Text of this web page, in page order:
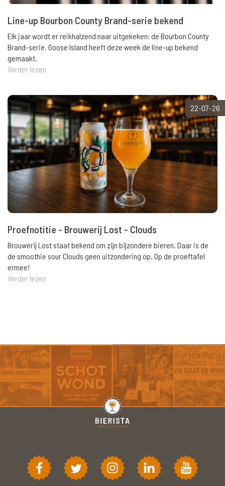
Line-up Bourbon County Brand-serie bekend
Elk jaar wordt er reikhalzend naar uitgekeken: de Bourbon County
Brand-serie. Goose Island heeft deze week de line-up bekend
gemaakt.
Verder lezen
22-07-26
Proefnotitie - Brouwerij Lost - Clouds
Brouwerij Lost staat bekend om zijn bijzondere bieren. Daar is de
de smoothie sour Clouds geen uitzondering op. Op de proeftafel
ermee!
Verder lezen